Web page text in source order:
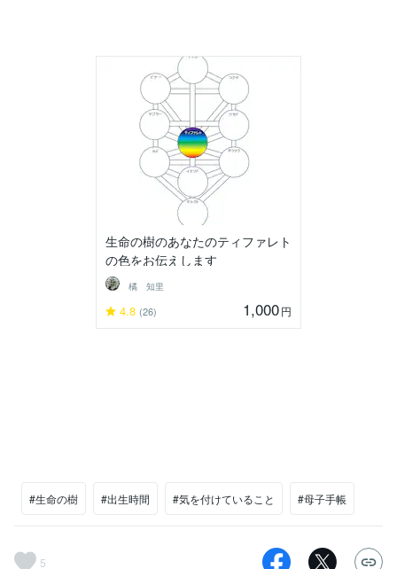
生命の樹のあなたのティファレト
の色をお伝えします
橘 知里
4.8 (26) 1,000円
#生命の樹 #出生時間 #気を付けていること #母子手帳
5